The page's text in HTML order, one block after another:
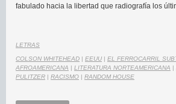
fabulado hacia la libertad que radiografía los
LETRAS
COLSON WHITEHEAD | EEUU | EL FERROCARRIL
AFROAMERICANA | LITERATURA NORTEAMERICANA |
PULITZER | RACISMO | RANDOM HOUSE